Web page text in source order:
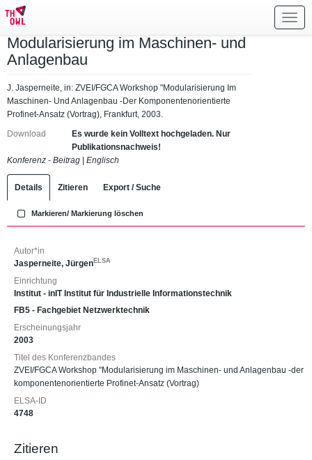
Modularisierung im Maschinen- und
Anlagenbau
J. Jasperneite, in: ZVEI/FGCA Workshop "Modularisierung Im
Maschinen- Und Anlagenbau -Der Komponentenorientierte
Profinet-Ansatz (Vortrag), Frankfurt, 2003.
Download
Es wurde kein Volltext hochgeladen. Nur
Publikationsnachweis!
Konferenz - Beitrag
Englisch
Details Zitieren Export / Suche
Markieren/ Markierung löschen
Autor*in
Jasperneite, Jürgen ELSA
Einrichtung
Institut - inIT Institut für Industrielle Informationstechnik
FB5 - Fachgebiet Netzwerktechnik
Erscheinungsjahr
2003
Titel des Konferenzbandes
ZVEI/FGCA Workshop "Modularisierung im Maschinen- und Anlagenbau -der
komponentenorientierte Profinet-Ansatz (Vortrag)
ELSA-ID
4748
Zitieren